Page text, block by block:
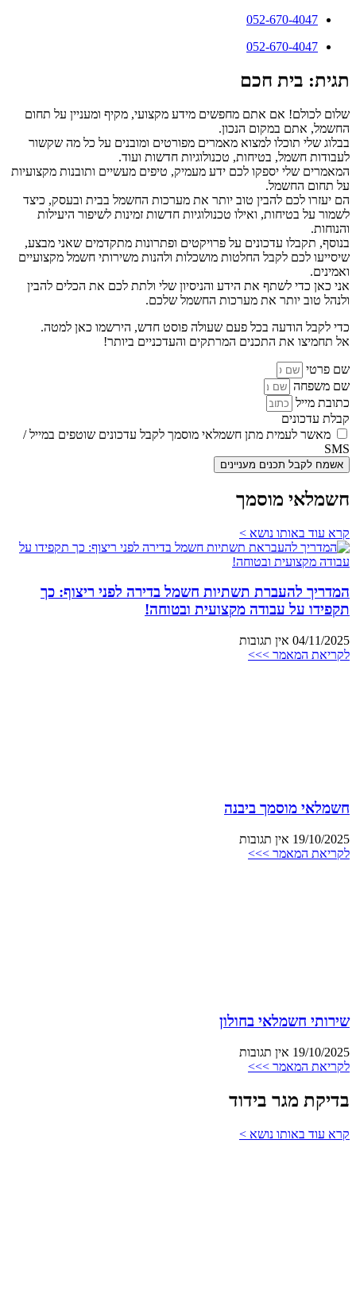
052-670-4047
052-670-4047
תגית: בית חכם
שלום לכולם! אם אתם מחפשים מידע מקצועי, מקיף ומעניין על תחום
החשמל, אתם במקום הנכון.
בבלוג שלי תוכלו למצוא מאמרים מפורטים ומובנים על כל מה שקשור
לעבודות חשמל, בטיחות, טכנולוגיות חדשות ועוד.
המאמרים שלי יספקו לכם ידע מעמיק, טיפים מעשיים ותובנות מקצועיות
על תחום החשמל.
הם יעזרו לכם להבין טוב יותר את מערכות החשמל בבית ובעסק, כיצד
לשמור על בטיחות, ואילו טכנולוגיות חדשות זמינות לשיפור היעילות
והנוחות.
בנוסף, תקבלו עדכונים על פרויקטים ופתרונות מתקדמים שאני מבצע,
שיסייעו לכם לקבל החלטות מושכלות ולהנות משירותי חשמל מקצועיים
ואמינים.
אני כאן כדי לשתף את הידע והניסיון שלי ולתת לכם את הכלים להבין
ולנהל טוב יותר את מערכות החשמל שלכם.
כדי לקבל הודעה בכל פעם שעולה פוסט חדש, הירשמו כאן למטה.
אל תחמיצו את התכנים המרתקים והעדכניים ביותר!
שם פרטי
שם משפחה
כתובת מייל
קבלת עדכונים
מאשר לעמית מתן חשמלאי מוסמך לקבל עדכונים שוטפים במייל /
SMS
אשמח לקבל תכנים מעניינים
חשמלאי מוסמך
קרא עוד באותו נושא >
המדריך להעברת תשתיות חשמל בדירה לפני ריצוף: כך
תקפידו על עבודה מקצועית ובטוחה!
04/11/2025 אין תגובות
לקריאת המאמר >>>
חשמלאי מוסמך ביבנה
19/10/2025 אין תגובות
לקריאת המאמר >>>
שירותי חשמלאי בחולון
19/10/2025 אין תגובות
לקריאת המאמר >>>
בדיקת מגר בידוד
קרא עוד באותו נושא >